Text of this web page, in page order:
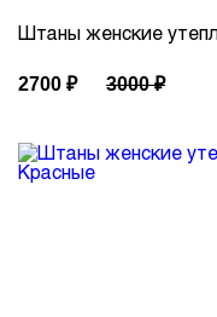
Штаны женские
2700 ₽ 3000₽